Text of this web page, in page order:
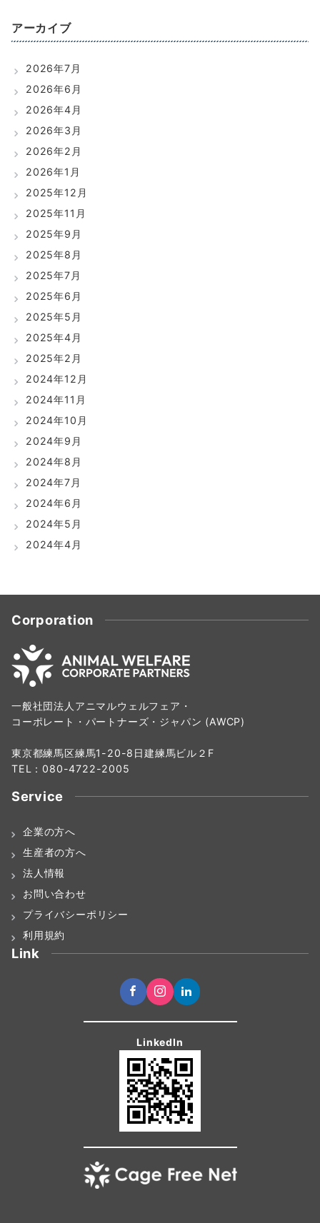
アーカイブ
2026年7月
2026年6月
2026年4月
2026年3月
2026年2月
2026年1月
2025年12月
2025年11月
2025年9月
2025年8月
2025年7月
2025年6月
2025年5月
2025年4月
2025年2月
2024年12月
2024年11月
2024年10月
2024年9月
2024年8月
2024年7月
2024年6月
2024年5月
2024年4月
Corporation
一般社団法人アニマルウェルフェア・
コーポレート・パートナーズ・ジャパン (AWCP)
東京都練馬区練馬1-20-8日建練馬ビル２F
TEL：080-4722-2005
Service
企業の方へ
生産者の方へ
法人情報
お問い合わせ
プライバシーポリシー
利用規約
Link
LinkedIn